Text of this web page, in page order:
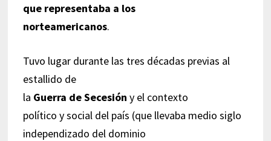
que representaba a los
norteamericanos.
Tuvo lugar durante las tres décadas previas al
estallido de
la Guerra de Secesión y el contexto
político y social del país (que llevaba medio siglo
independizado del dominio